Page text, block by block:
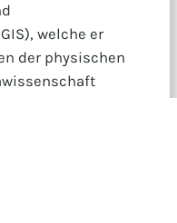
welche er
der physischen